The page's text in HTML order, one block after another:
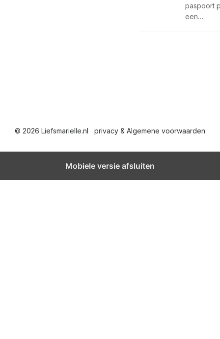
paspoort
een…
© 2026 Liefsmarielle.nl privacy & Algemene voorwaarden
Mobiele versie afsluiten